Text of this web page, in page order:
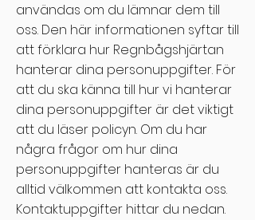
användas om du lämnar dem till
oss. Den här informationen syftar till
att förklara hur Regnbågshjärtan
hanterar dina personuppgifter. För
att du ska känna till hur vi hanterar
dina personuppgifter är det viktigt
att du läser policyn. Om du har
några frågor om hur dina
personuppgifter hanteras är du
alltid välkommen att kontakta oss.
Kontaktuppgifter hittar du nedan.